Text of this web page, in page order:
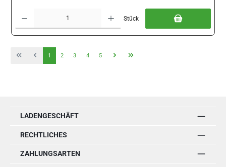
Stück
Seite
1 Seite
2 Seite
3 Seite
4 Seite
5
LADENGESCHÄFT
RECHTLICHES
ZAHLUNGSARTEN